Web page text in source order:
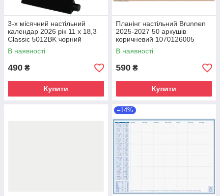
3-х місячний настільний
календар 2026 рік 11 х 18,3
Classic 5012BK чорний
В наявності
490 ₴
Купити
Планінг настільний Brunnen
2025-2027 50 аркушів
коричневий 1070126005
В наявності
590 ₴
Купити
–14%